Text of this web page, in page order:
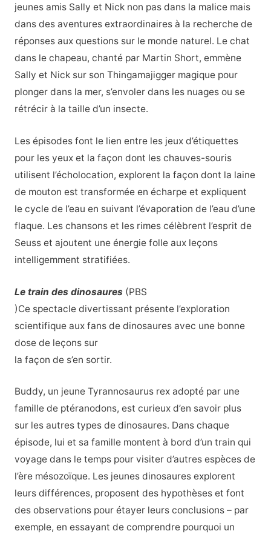
jeunes amis Sally et Nick non pas dans la malice mais
dans des aventures extraordinaires à la recherche de
réponses aux questions sur le monde naturel. Le chat
dans le chapeau, chanté par Martin Short, emmène
Sally et Nick sur son Thingamajigger magique pour
plonger dans la mer, s’envoler dans les nuages ou se
rétrécir à la taille d’un insecte.
Les épisodes font le lien entre les jeux d’étiquettes
pour les yeux et la façon dont les chauves-souris
utilisent l’écholocation, explorent la façon dont la laine
de mouton est transformée en écharpe et expliquent
le cycle de l’eau en suivant l’évaporation de l’eau d’une
flaque. Les chansons et les rimes célèbrent l’esprit de
Seuss et ajoutent une énergie folle aux leçons
intelligemment stratifiées.
Le train des dinosaures(PBS
)Ce spectacle divertissant présente l’exploration
scientifique aux fans de dinosaures avec une bonne
dose de leçons sur
la façon de s’en sortir.
Buddy, un jeune Tyrannosaurus rex adopté par une
famille de ptéranodons, est curieux d’en savoir plus
sur les autres types de dinosaures. Dans chaque
épisode, lui et sa famille montent à bord d’un train qui
voyage dans le temps pour visiter d’autres espèces de
l’ère mésozoïque. Les jeunes dinosaures explorent
leurs différences, proposent des hypothèses et font
des observations pour étayer leurs conclusions – par
exemple, en essayant de comprendre pourquoi un